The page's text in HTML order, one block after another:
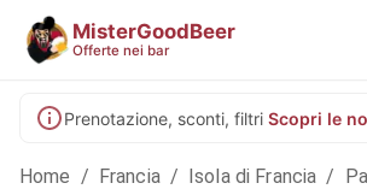
MisterGoodBeer
Offerte nei bar
Prenotazione, sconti, filtri Scopri le
Home / Francia / Isola di Francia /